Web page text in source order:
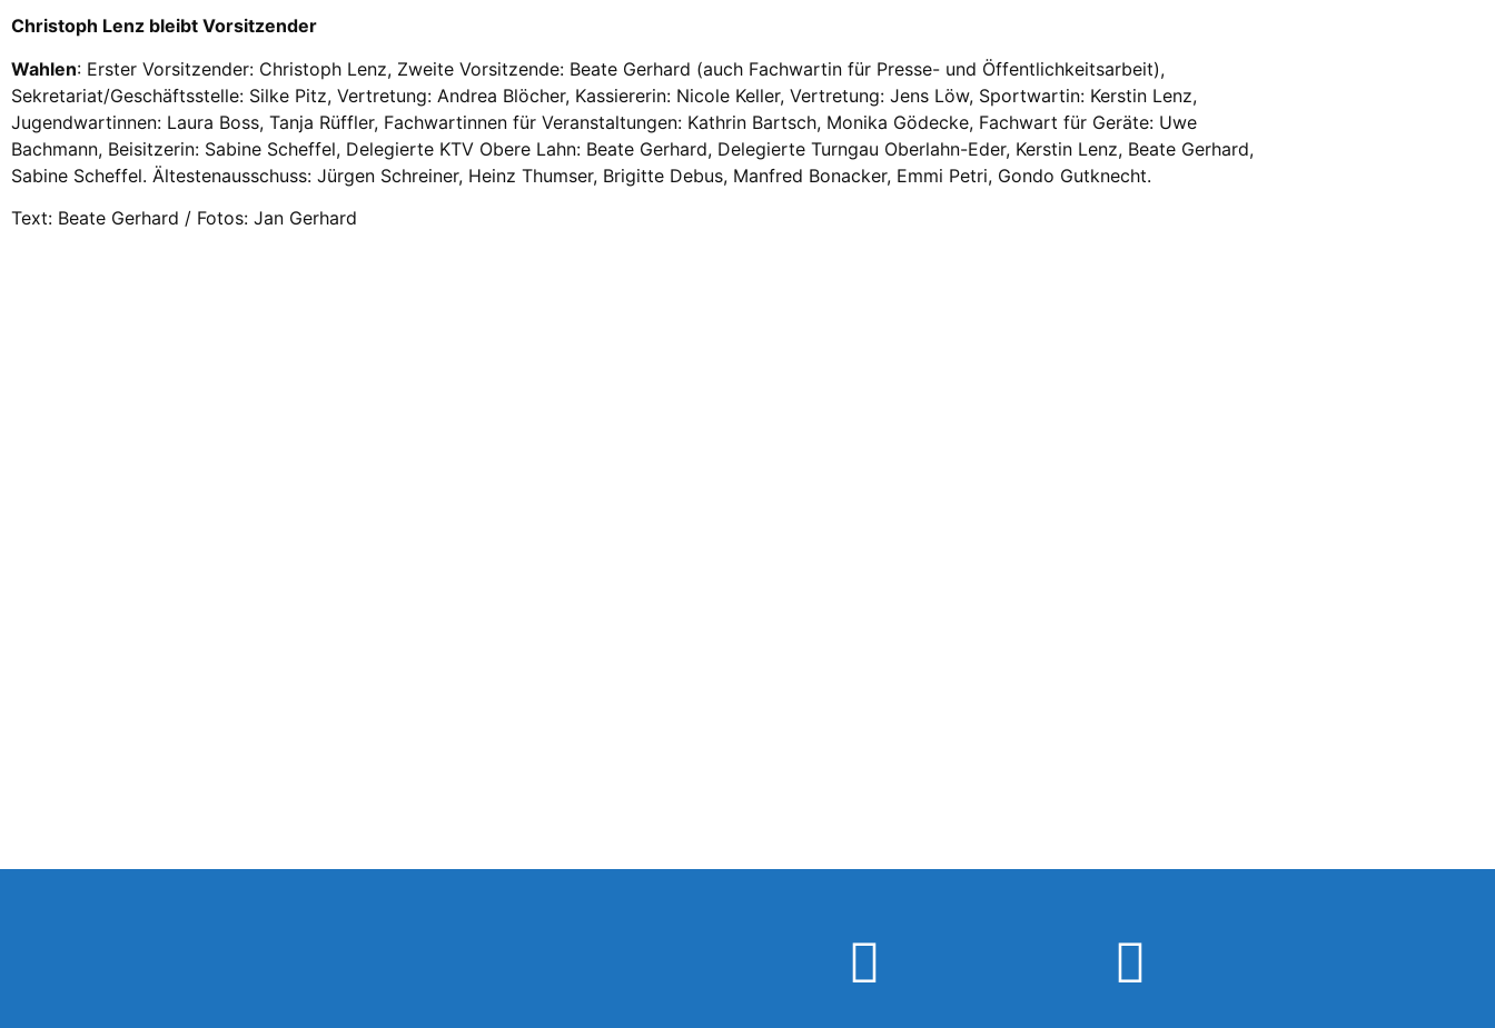
Christoph Lenz bleibt Vorsitzender
Wahlen: Erster Vorsitzender: Christoph Lenz, Zweite Vorsitzende: Beate Gerhard (auch Fachwartin für Presse- und Öffentlichkeitsarbeit),
Sekretariat/Geschäftsstelle: Silke Pitz, Vertretung: Andrea Blöcher, Kassiererin: Nicole Keller, Vertretung: Jens Löw, Sportwartin: Kerstin Lenz,
Jugendwartinnen: Laura Boss, Tanja Rüffler, Fachwartinnen für Veranstaltungen: Kathrin Bartsch, Monika Gödecke, Fachwart für Geräte: Uwe
Bachmann, Beisitzerin: Sabine Scheffel, Delegierte KTV Obere Lahn: Beate Gerhard, Delegierte Turngau Oberlahn-Eder, Kerstin Lenz, Beate Gerhard,
Sabine Scheffel. Ältestenausschuss: Jürgen Schreiner, Heinz Thumser, Brigitte Debus, Manfred Bonacker, Emmi Petri, Gondo Gutknecht.
Text: Beate Gerhard / Fotos: Jan Gerhard